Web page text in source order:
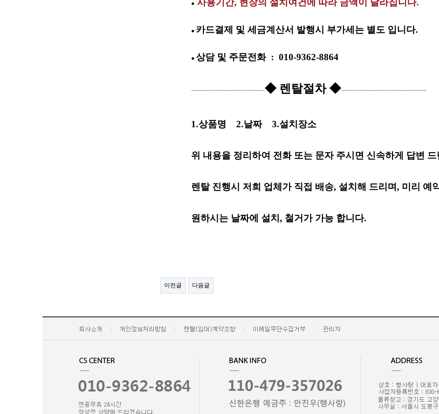
● 사용기간, 현장의 설치여건에 따라 금액이 달라집니다.
● 카드결제 및 세금계산서 발행시 부가세는 별도 입니다.
● 상담 및 주문전화 : 010-9362-8864
-------------------------◆ 렌탈절차 ◆-----------------------------
1.상품명 2.날짜 3.설치장소
위 내용을 정리하여 전화 또는 문자 주시면 신속하게 답변 드
렌탈 진행시 저희 업체가 직접 배송, 설치해 드리며, 미리 예
원하시는 날짜에 설치, 철거가 가능 합니다.
이전글 다음글